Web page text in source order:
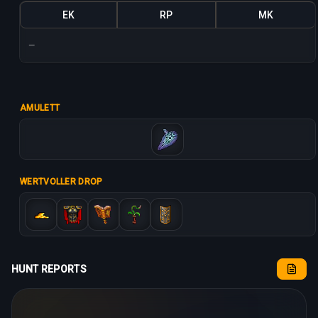
EK RP MK
—
AMULETT
WERTVOLLER DROP
HUNT REPORTS